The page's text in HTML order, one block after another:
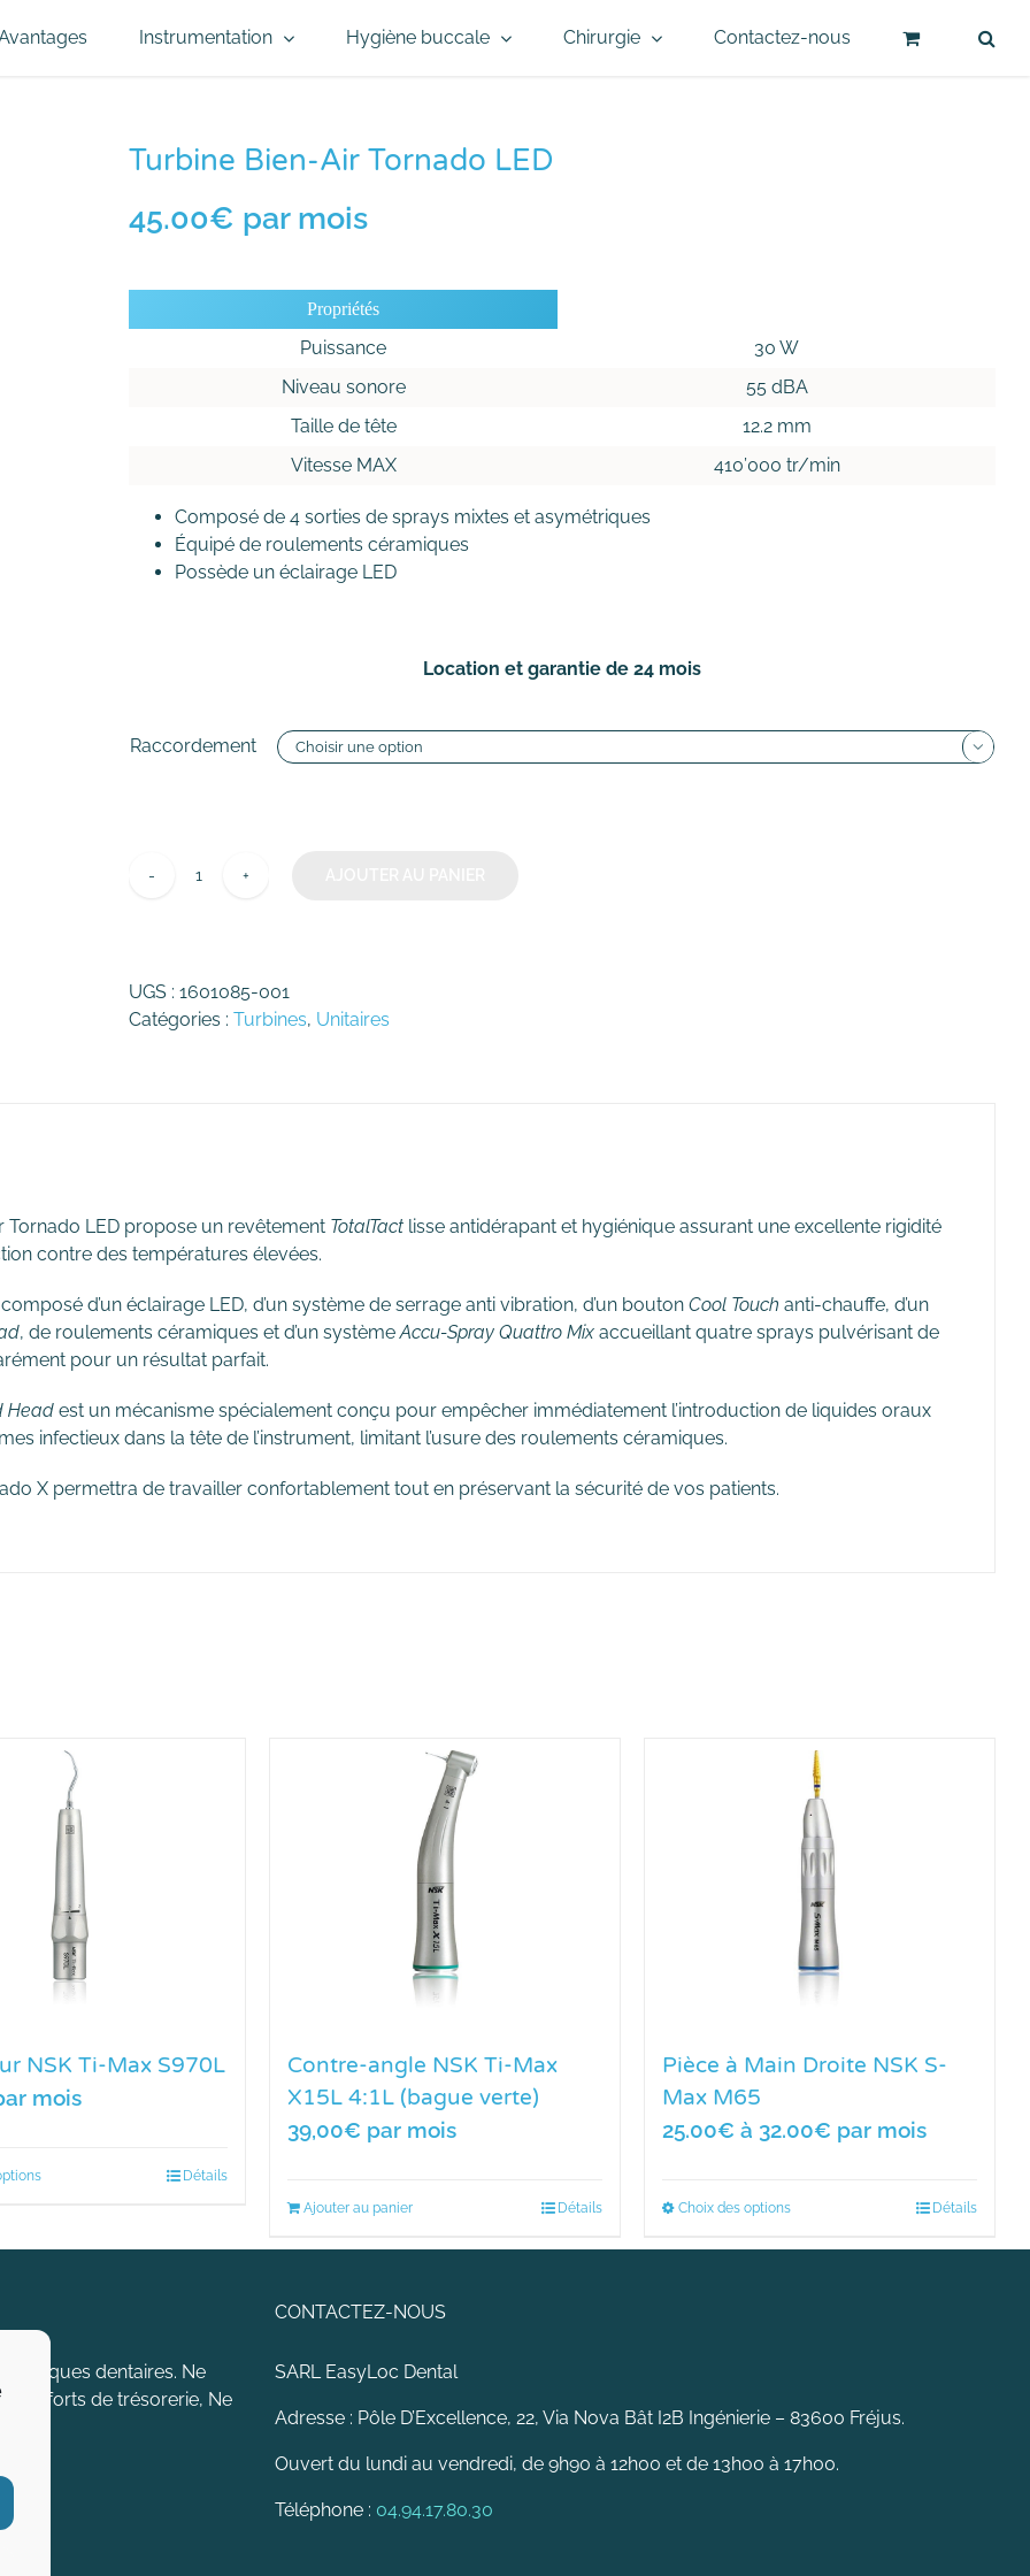
Instrumentation Hygiène buccale Chirurgie Contactez-nous
Turbine Bien-Air Tornado LED
45.00€ par mois
Propriétés
Puissance
30 W
Niveau sonore
55 dBA
Taille de tête
12.2 mm
Vitesse MAX
410’000 tr/min
Composé de 4 sorties de sprays mixtes et asymétriques
Équipé de roulements céramiques
Possède un éclairage LED
Location et garantie de 24 mois
Raccordement 
quantité
Air
Tornado
UGS : 1601085-001
Catégories : Turbines, Unitaires
Tornado LED propose un revêtement TotalTact lisse antidérapant et hygiénique assurant une excellente rigidité
contre des températures élevées.
d’un éclairage LED, d’un système de serrage anti vibration, d’un bouton Cool Touch anti-chauffe, d’un
, de roulements céramiques et d’un systèmeAccu-Spray Quattro Mix accueillant quatre sprays pulvérisant de
pour un résultat parfait.
Head est un mécanisme spécialement conçu pour empêcher immédiatement l’introduction de liquides oraux
infectieux dans la tête de l’instrument, limitant l’usure des roulements céramiques.
X permettra de travailler confortablement tout en préservant la sécurité de vos patients.
NSK Ti-Max S970L
mois
Détails
Contre-angle NSK Ti-Max
X15L 4:1L (bague verte)
39,00€ par mois
Ajouter au panier Détails
Pièce à Main Droite NSK S-
Max M65
25.00€ à 32.00€ par mois
Choix des options Détails
dentaires. Ne
d’efforts de trésorerie, Ne
CONTACTEZ-NOUS
SARL EasyLoc Dental
Adresse : Pôle D’Excellence, 22, Via Nova Bât I2B Ingénierie – 83600 Fréjus.
Ouvert du lundi au vendredi, de 9h90 à 12h00 et de 13h00 à 17h00.
Téléphone : 04.94.17.80.30